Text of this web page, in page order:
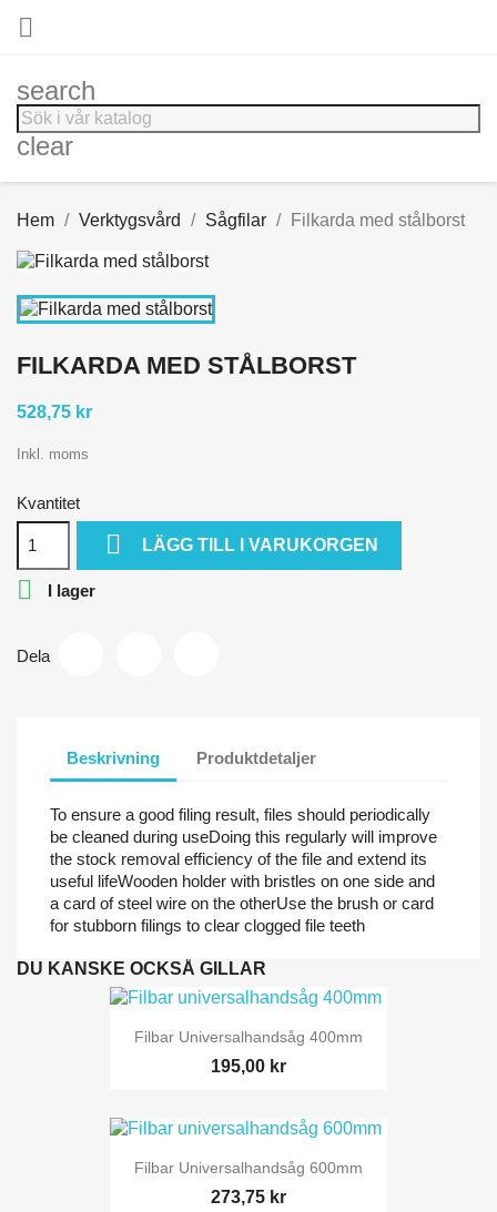

search
clear
Hem Verktygsvård Sågfilar Filkarda med stålborst
FILKARDA MED STÅLBORST
528,75 kr
Inkl. moms
Kvantitet
 LÄGG TILL I VARUKORGEN
 I lager
Dela
Beskrivning Produktdetaljer
To ensure a good filing result, files should periodically
be cleaned during useDoing this regularly will improve
the stock removal efficiency of the file and extend its
useful lifeWooden holder with bristles on one side and
a card of steel wire on the otherUse the brush or card
for stubborn filings to clear clogged file teeth
DU KANSKE OCKSÅ GILLAR
Filbar Universalhandsåg 400mm
195,00 kr
Filbar Universalhandsåg 600mm
273,75 kr